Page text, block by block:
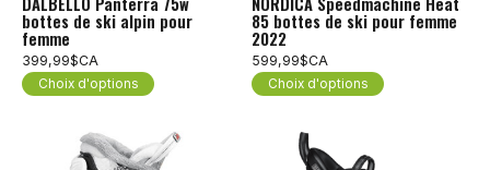
bottes de ski alpin pour
femme
399,99$CA
Choix d'options
85 bottes de ski pour femme
2022
599,99$CA
Choix d'options